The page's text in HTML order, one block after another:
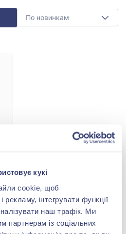
кукі
cookie, щоб
рекламу, інтегрувати функції
наш трафік. Ми
партнерам із соціальних
По новинкам